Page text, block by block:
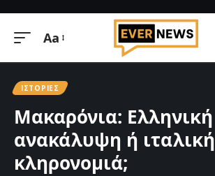
Μεγέθυνση
Aa
ΙΣΤΟΡΊΕΣ
Μακαρόνια: Ελληνική
ανακάλυψη ή ιταλική
κληρονομιά;